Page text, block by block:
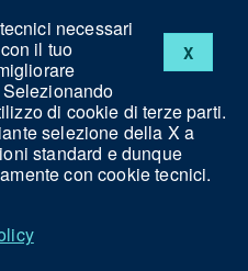
X
necessari
il tuo
di cookie di terze parti.
selezione della X a
standard e dunque
con cookie tecnici.
Powered by